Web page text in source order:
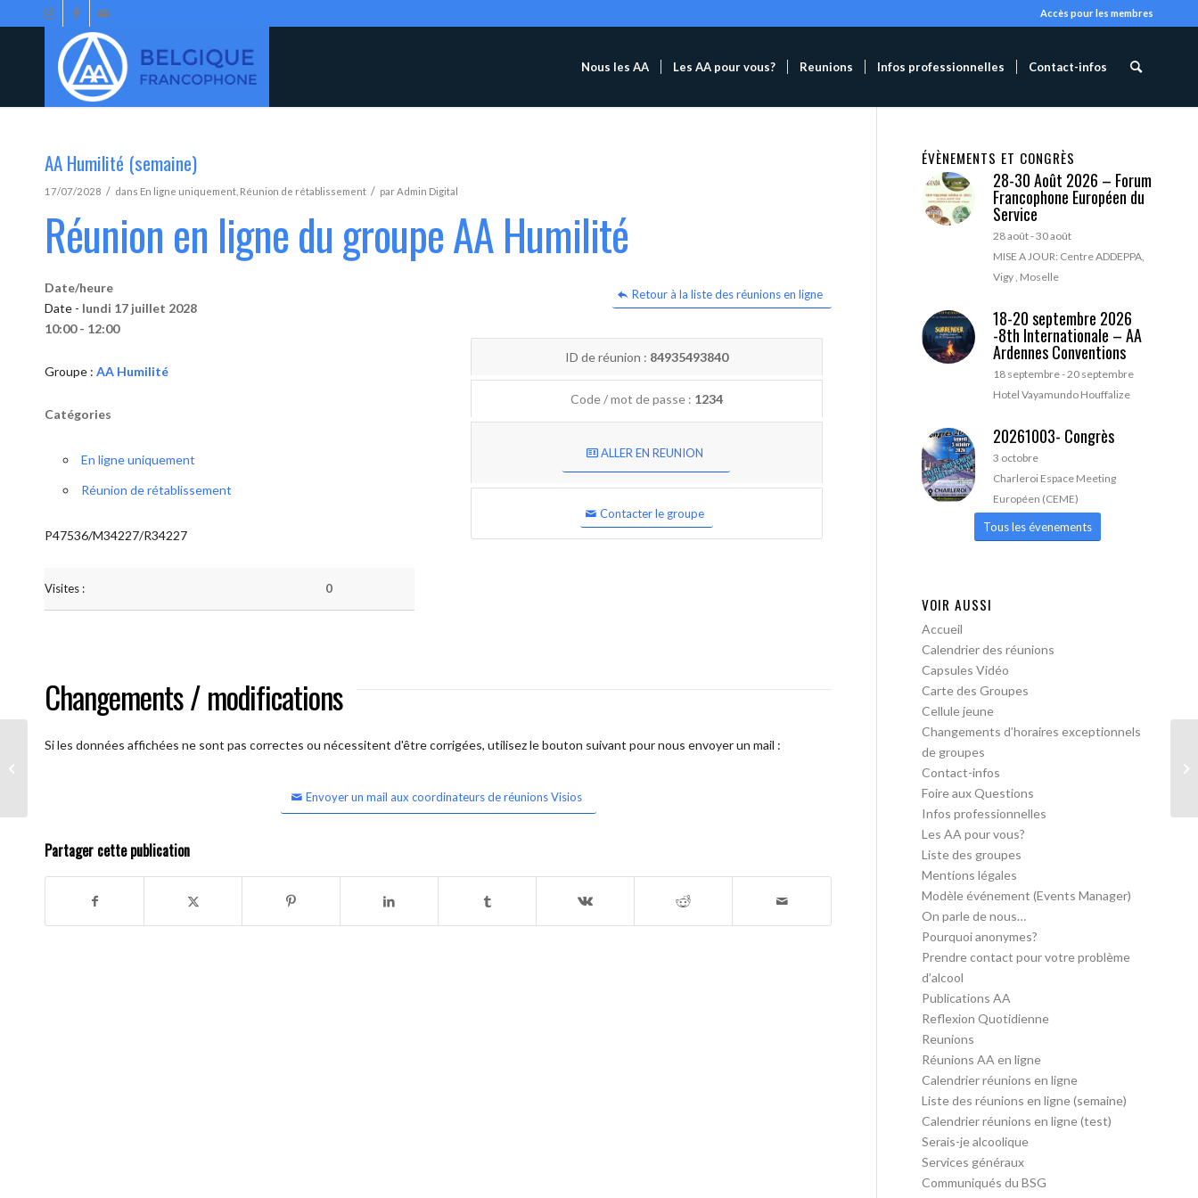
Accès pour les membres
Nous les AA Les AA pour vous? Reunions Infos professionnelles Contact-infos
AA Humilité (semaine)
17/07/2028 / dans En ligne uniquement Réunion de rétablissement / parAdmin Digital
Réunion en ligne du groupe AA Humilité
Retour à la liste des réunions en ligne
Date/heure
Date - lundi 17 juillet 2028
10:00 - 12:00
Groupe : AA Humilité
Catégories
En ligne uniquement
Réunion de rétablissement
P47536/M34227/R34227
Visites : 0
ID de réunion : 84935493840
Code / mot de passe : 1234
ALLER EN REUNION
Contacter le groupe
Changements / modifications
Si les données affichées ne sont pas correctes ou nécessitent d'être corrigées, utilisez le bouton suivant pour nous envoyer un mail :
Envoyer un mail aux coordinateurs de réunions Visios
Partager cette publication
ÉVÈNEMENTS ET CONGRÈS
28-30 Août 2026 – Forum
Francophone Européen du
Service
28 août-30 août
MISE A JOUR: Centre ADDEPPA,
Vigy , Moselle
18-20 septembre 2026
-8th Internationale – AA
Ardennes Conventions
18 septembre-20 septembre
Hotel Vayamundo Houffalize
20261003- Congrès
3 octobre
Charleroi Espace Meeting
Européen (CEME)
Tous les évenements
VOIR AUSSI
Accueil
Calendrier des réunions
Capsules Vidéo
Carte des Groupes
Cellule jeune
Changements d’horaires exceptionnels
de groupes
Contact-infos
Foire aux Questions
Infos professionnelles
Les AA pour vous?
Liste des groupes
Mentions légales
Modèle événement (Events Manager)
On parle de nous…
Pourquoi anonymes?
Prendre contact pour votre problème
d’alcool
Publications AA
Reflexion Quotidienne
Reunions
Réunions AA en ligne
Calendrier réunions en ligne
Liste des réunions en ligne (semaine)
Calendrier réunions en ligne (test)
Serais-je alcoolique
Services généraux
Communiqués du BSG